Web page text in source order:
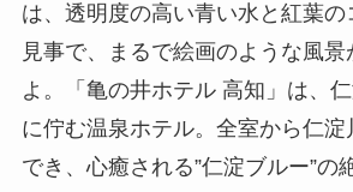
は、透明度の高い青い水と紅葉
見事で、まるで絵画のような風景
よ。「亀の井ホテル 高知」は、
に佇む温泉ホテル。全室から仁
でき、心癒される”仁淀ブルー”の